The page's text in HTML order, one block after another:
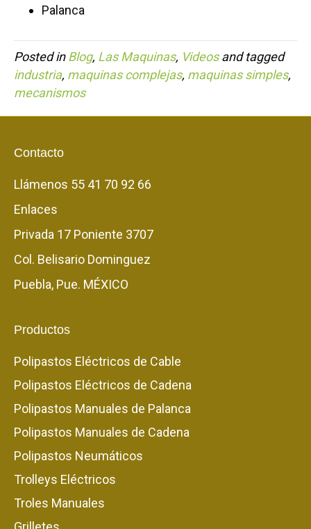
Palanca
Posted inBlog, Las Maquinas, Videosand tagged
industria, maquinas complejas, maquinas simples,
mecanismos
Contacto
Llámenos 55 41 70 92 66
Enlaces
Privada 17 Poniente 3707
Col. Belisario Dominguez
Puebla, Pue. MÉXICO
Productos
Polipastos Eléctricos de Cable
Polipastos Eléctricos de Cadena
Polipastos Manuales de Palanca
Polipastos Manuales de Cadena
Polipastos Neumáticos
Trolleys Eléctricos
Troles Manuales